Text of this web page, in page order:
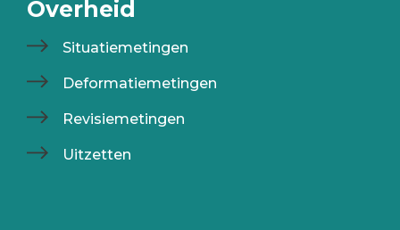
Overheid
Situatiemetingen
Deformatiemetingen
Revisiemetingen
Uitzetten